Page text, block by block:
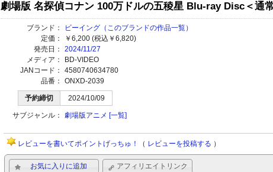
劇場版 名探偵コナン 100万ドルの五稜星 Blu-ray Disc＜通
ブランド： ビーイング （このブランドの作品一覧）
定価：
￥6,200 (税込￥6,820)
発売日：
2024/11/27
メディア：
BD-VIDEO
JANコード：
4580740634780
品番：
ONXD-2039
予約締切 2024/10/09
サブジャンル： 劇場版アニメ [一覧]
レビューを書いてポイントげっちゅ！ （ レビューを投稿する ）
お気に入りに追加 アフィリエイトリンク